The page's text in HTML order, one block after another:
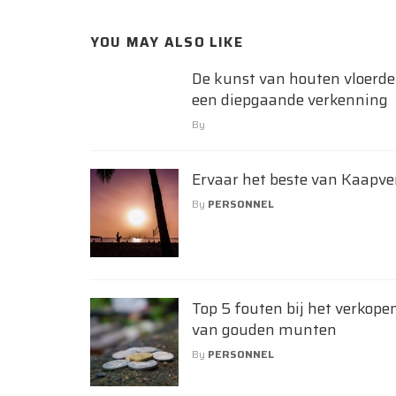
YOU MAY ALSO LIKE
De kunst van houten
een diepgaande verkenning
By
Ervaar het beste van
By PERSONNEL
Top 5 fouten bij het
van gouden munten
By PERSONNEL